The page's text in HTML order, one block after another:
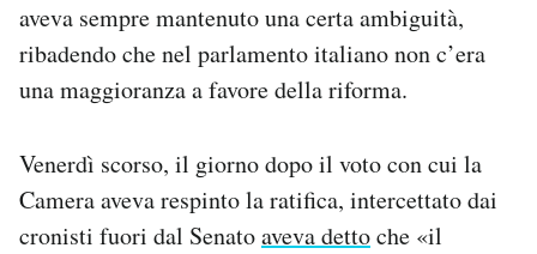
aveva sempre mantenuto una certa ambiguità,
ribadendo che nel parlamento italiano non c’era
una maggioranza a favore della riforma.
Venerdì scorso, il giorno dopo il voto con cui la
Camera aveva respinto la ratifica, intercettato dai
cronisti fuori dal Senatoaveva dettoche «il